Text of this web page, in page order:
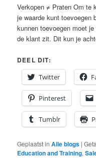
Verkopen ≠ Praten Om te
je waarde kunt toevoegen
kunnen toevoegen moet
de klant zit. Dit kun je
DEEL DIT:
Twitter
Pinterest
Tumblr
Geplaatst in Alle blogs |
Education and Training,